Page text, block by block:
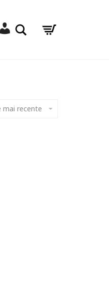
Contul meuCaută
mai recente